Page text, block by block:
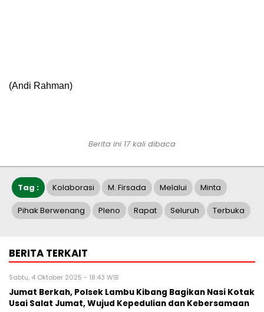
(Andi Rahman)
Berita ini 17 kali dibaca
Tag : Kolaborasi M. Firsada Melalui Minta
Pihak Berwenang Pleno Rapat Seluruh Terbuka
BERITA TERKAIT
Sabtu, 4 Oktober 2025 - 18:43 WIB
Jumat Berkah, Polsek Lambu Kibang Bagikan Nasi Kotak
Usai Salat Jumat, Wujud Kepedulian dan Kebersamaan